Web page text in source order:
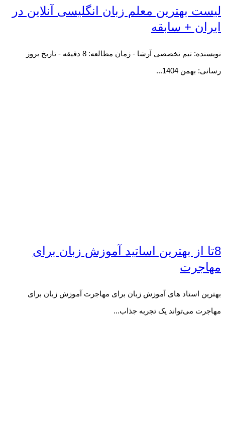
لیست بهترین معلم زبان انگلیسی آنلاین در
ایران + سابقه
نویسنده: تیم تخصصی آرشا - زمان مطالعه: 8 دقیقه - تاریخ بروز
رسانی: بهمن 1404...
8تا از بهترین اساتید آموزش زبان برای
مهاجرت
بهترین استاد های آموزش زبان برای مهاجرت آموزش زبان برای
مهاجرت می‌تواند یک تجربه جذاب...